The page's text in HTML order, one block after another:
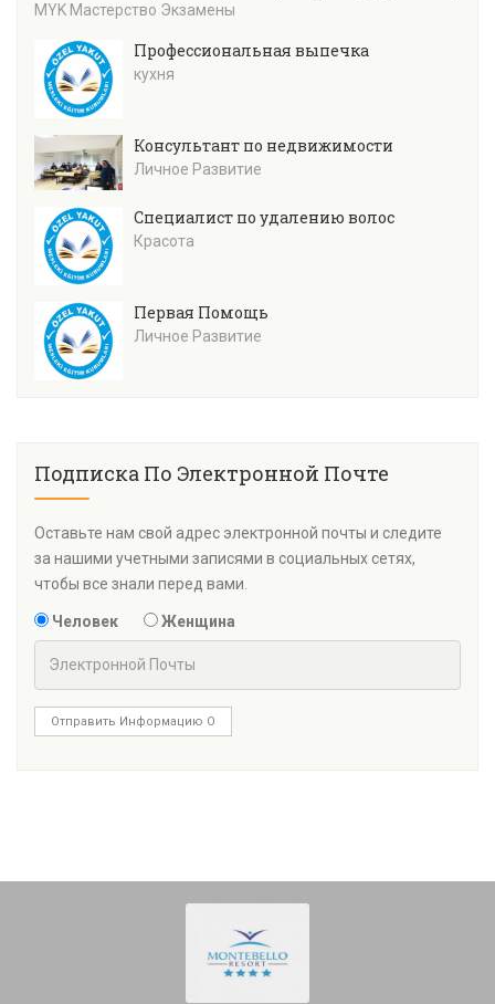
MYK Мастерство Экзамены
Профессиональная выпечка
кухня
Консультант по недвижимости
Личное Развитие
Специалист по удалению волос
Красота
Первая Помощь
Личное Развитие
Подписка По Электронной Почте
Оставьте нам свой адрес электронной почты и следите
за нашими учетными записями в социальных сетях,
чтобы все знали перед вами.
Человек Женщина
Отправить Информацию О